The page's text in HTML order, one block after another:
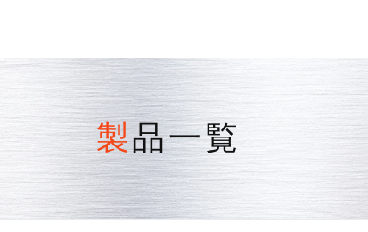
製品一覧